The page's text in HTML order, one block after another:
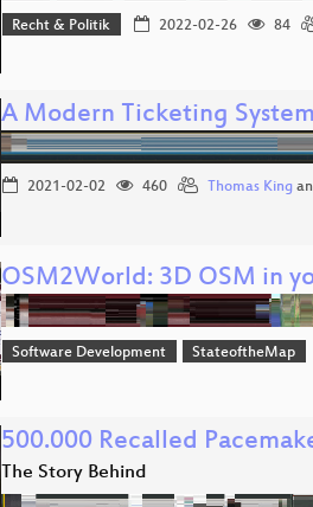
Recht & Politik 2022-02-26 84
A Modern Ticketing
2021-02-02 460 Thomas King
OSM2World: 3D OSM in
Software Development StateoftheMap
500.000 Recalled
The Story Behind